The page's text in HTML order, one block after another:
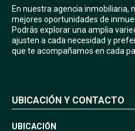
En nuestra agencia inmobiliaria,
mejores oportunidades de
Podrás explorar una amplia
ajusten a cada necesidad y
que te acompañamos en cada
UBICACIÓN Y CONTACTO
UBICACIÓN